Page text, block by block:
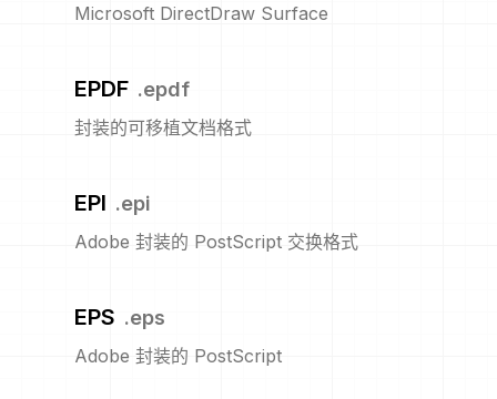
Microsoft DirectDraw Surface
EPDF .epdf
封装的可移植文档格式
EPI .epi
Adobe 封装的 PostScript 交换格式
EPS .eps
Adobe 封装的 PostScript